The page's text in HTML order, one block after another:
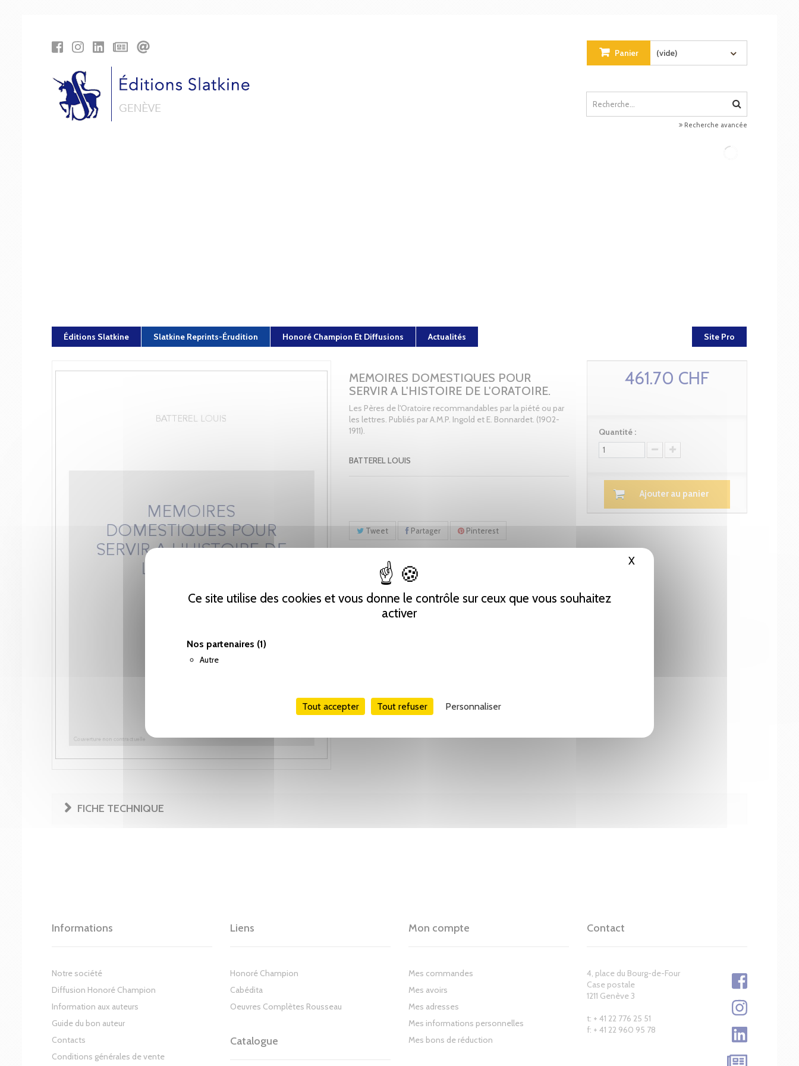
Ce site utilise des cookies et vous donne le contrôle sur ceux que vous souhaitez
activer
Nos partenaires (1)
Autre
Tout accepter Tout refuser Personnaliser
X Masquer le bandeau des cookies
Panier (vide)
Recherche avancée
Éditions Slatkine Slatkine Reprints-Érudition Honoré Champion Et Diffusions Actualités Site Pro
MEMOIRES DOMESTIQUES POUR
SERVIR A L'HISTOIRE DE L'ORATOIRE.
Les Pères de l'Oratoire recommandables par la piété ou par
les lettres. Publiés par A.M.P. Ingold et E. Bonnardet. (1902-
1911).
BATTEREL LOUIS
Tweet Partager Pinterest
461.70 CHF
Quantité :
Ajouter au panier
FICHE TECHNIQUE
Informations
Notre société
Diffusion Honoré Champion
Information aux auteurs
Guide du bon auteur
Contacts
Conditions générales de vente
Liens
Honoré Champion
Cabédita
Oeuvres Complètes Rousseau
Catalogue
Mon compte
Mes commandes
Mes avoirs
Mes adresses
Mes informations personnelles
Mes bons de réduction
Contact
4, place du Bourg-de-Four
Case postale
1211 Genève 3
t: + 41 22 776 25 51
f: + 41 22 960 95 78